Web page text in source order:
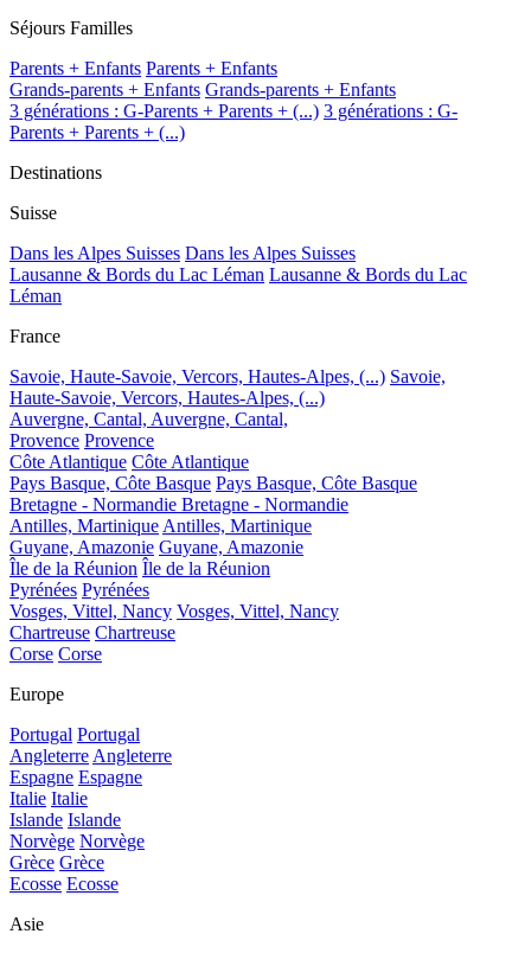
Séjours Familles
Parents + Enfants Parents + Enfants
Grands-parents + Enfants Grands-parents + Enfants
3 générations : G-Parents + Parents + (...) 3 générations : G-
Parents + Parents + (...)
Destinations
Suisse
Dans les Alpes Suisses Dans les Alpes Suisses
Lausanne & Bords du Lac Léman Lausanne & Bords du Lac
Léman
France
Savoie, Haute-Savoie, Vercors, Hautes-Alpes, (...) Savoie,
Haute-Savoie, Vercors, Hautes-Alpes, (...)
Auvergne, Cantal, Auvergne, Cantal,
Provence Provence
Côte Atlantique Côte Atlantique
Pays Basque, Côte Basque Pays Basque, Côte Basque
Bretagne - Normandie Bretagne - Normandie
Antilles, MartiniqueAntilles, Martinique
Guyane, Amazonie Guyane, Amazonie
Île de la Réunion Île de la Réunion
Pyrénées Pyrénées
Vosges, Vittel, Nancy Vosges, Vittel, Nancy
Chartreuse Chartreuse
Corse Corse
Europe
Portugal Portugal
AngleterreAngleterre
Espagne Espagne
Italie Italie
Islande Islande
Norvège Norvège
Grèce Grèce
Ecosse Ecosse
Asie